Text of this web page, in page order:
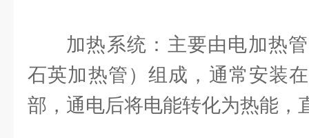
加热系统：主要由电加热
石英加热管）组成，通常安装
部，通电后将电能转化为热能，